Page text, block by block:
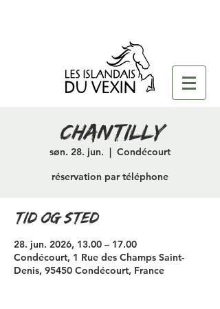
chantilly
søn. 28. jun.
  |
Condécourt
réservation par téléphone
Tid og sted
28. jun. 2026, 13.00 – 17.00
Condécourt, 1 Rue des Champs Saint-
Denis, 95450 Condécourt, France